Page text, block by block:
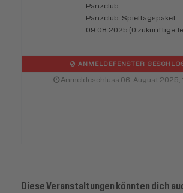
Pänzclub
Pänzclub: Spieltagspaket
09.08.2025 (0 zukünftige
ANMELDEFENSTER
Anmeldeschluss 06. August 2025,
Diese Veranstaltungen könnten dich